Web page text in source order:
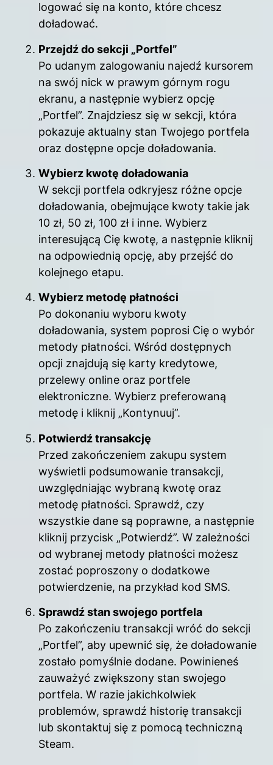
logować się na konto, które chcesz
doładować.
Przejdź do sekcji „Portfel”
Po udanym zalogowaniu najedź kursorem
na swój nick w prawym górnym rogu
ekranu, a następnie wybierz opcję
„Portfel”. Znajdziesz się w sekcji, która
pokazuje aktualny stan Twojego portfela
oraz dostępne opcje doładowania.
Wybierz kwotę doładowania
W sekcji portfela odkryjesz różne opcje
doładowania, obejmujące kwoty takie jak
10 zł, 50 zł, 100 zł i inne. Wybierz
interesującą Cię kwotę, a następnie kliknij
na odpowiednią opcję, aby przejść do
kolejnego etapu.
Wybierz metodę płatności
Po dokonaniu wyboru kwoty
doładowania, system poprosi Cię o wybór
metody płatności. Wśród dostępnych
opcji znajdują się karty kredytowe,
przelewy online oraz portfele
elektroniczne. Wybierz preferowaną
metodę i kliknij „Kontynuuj”.
Potwierdź transakcję
Przed zakończeniem zakupu system
wyświetli podsumowanie transakcji,
uwzględniając wybraną kwotę oraz
metodę płatności. Sprawdź, czy
wszystkie dane są poprawne, a następnie
kliknij przycisk „Potwierdź”. W zależności
od wybranej metody płatności możesz
zostać poproszony o dodatkowe
potwierdzenie, na przykład kod SMS.
Sprawdź stan swojego portfela
Po zakończeniu transakcji wróć do sekcji
„Portfel”, aby upewnić się, że doładowanie
zostało pomyślnie dodane. Powinieneś
zauważyć zwiększony stan swojego
portfela. W razie jakichkolwiek
problemów, sprawdź historię transakcji
lub skontaktuj się z pomocą techniczną
Steam.